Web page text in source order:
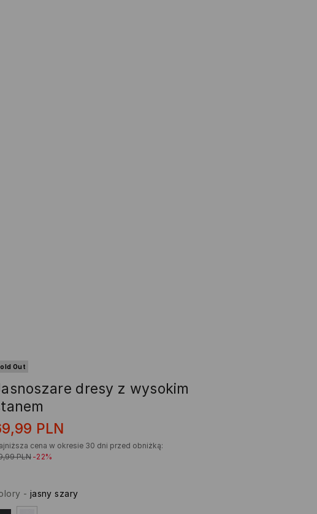
Out
dresy z wysokim
PLN
cena w okresie 30 dni przed obniżką:
PLN -22%
- jasny szary